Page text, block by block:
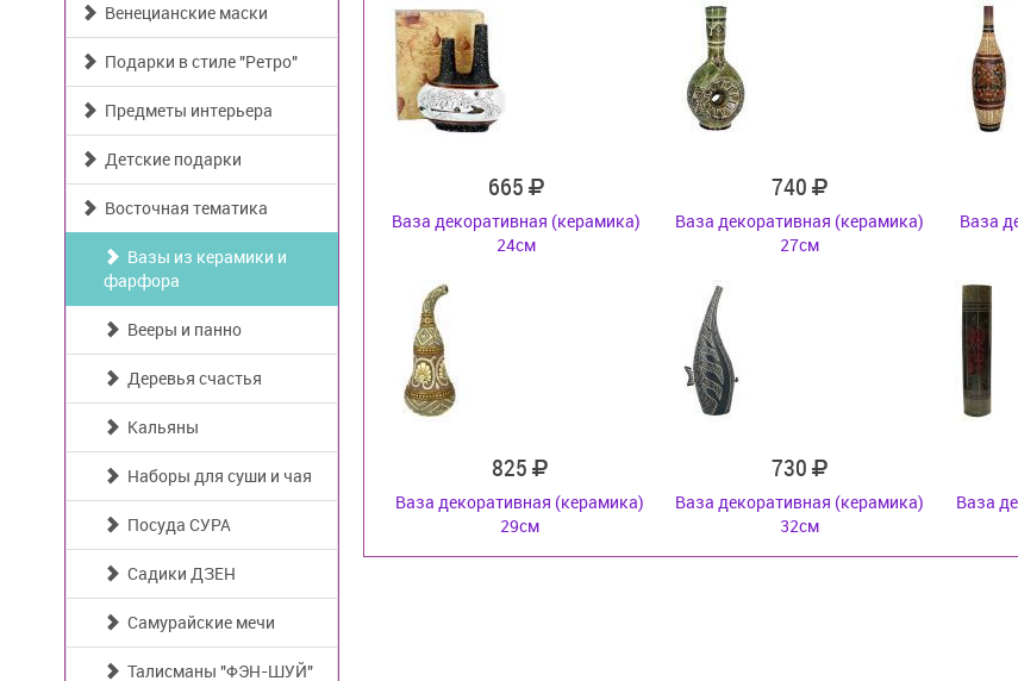
Венецианские маски
Подарки в стиле "Ретро"
Предметы интерьера
Детские подарки
Восточная тематика
Вазы из керамики и
фарфора
Вееры и панно
Деревья счастья
Кальяны
Наборы для суши и чая
Посуда СУРА
Садики ДЗЕН
Самурайские мечи
Талисманы "ФЭН-ШУЙ"
665
Ваза декоративная (керамика)
24см
740
Ваза декоративная (керамика)
27см
Ваза
825
Ваза декоративная (керамика)
29см
730
Ваза декоративная (керамика)
32см
Ваза